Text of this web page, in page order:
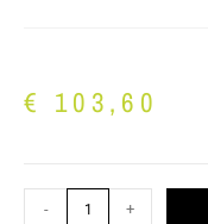
€ 103,60
- +